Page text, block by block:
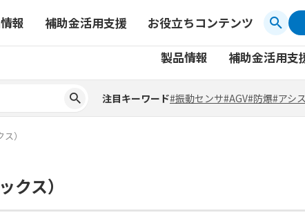
報
事業から探す 製品
補助金活用支援
補助金ヘルプデスク
お役立ちコンテンツ
4コマ漫画でわかる取扱製品 社員
注目キーワード#振動センサ#AGV#防爆#アシ
コーポレートサイト
製品情報
事業から探す 製品
補助金活用支
補助金ヘルプデスク
4コマ漫画でわかる取扱製品 社員
注目キーワード#振動センサ#AGV#防爆#アシ
）
ス）